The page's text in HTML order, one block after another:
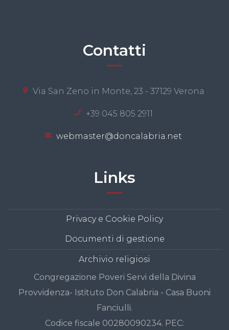
Contatti
Via San Zeno in Monte, 23 - 37129 Verona
+39 045 805 2911
webmaster@doncalabria.net
Links
Privacy e Cookie Policy
Documenti di gestione
Archivio religiosi
Congregazione Poveri Servi della Divina
Provvidenza- Istituto Don Calabria - Casa Buoni
Fanciulli.
Codice fiscale 00280090234. PEC: